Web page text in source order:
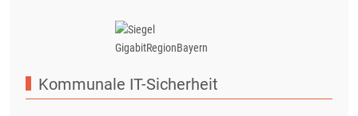
Kommunale IT-Sicherheit